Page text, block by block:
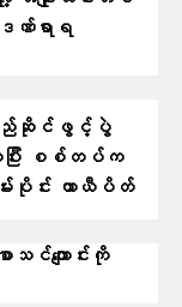
းဒဏ်ရာရ
ည်ဆိုင်ဖွင့်ပွဲ
ြီး စစ်တပ်က
ပိုင်း ယာယီပိတ်
င်ကျောင်းကို